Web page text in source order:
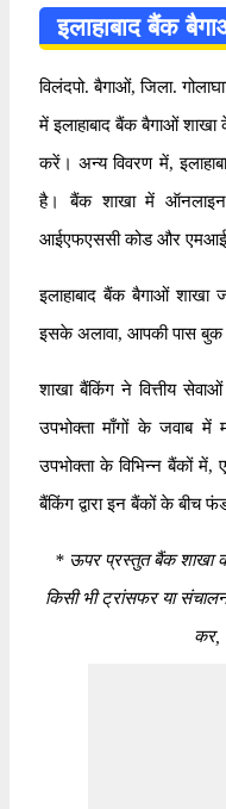
इलाहाबाद बैंक
विलंदपो. बैगाओं, जिला.
में इलाहाबाद बैंक बैगाओं शाखा
करें। अन्य विवरण में,
है। बैंक शाखा में ऑनलाइन
आईएफएससी कोड और
इलाहाबाद बैंक बैगाओं
इसके अलावा, आपकी पास बुक
शाखा बैंकिंग ने वित्तीय
उपभोक्ता माँगों के जवाब
उपभोक्ता के विभिन्न बैंकों
बैंकिंग द्वारा इन बैंकों के बीच
*ऊपर प्रस्तुत बैंक शाखा
किसी भी ट्रांसफर या
कर,